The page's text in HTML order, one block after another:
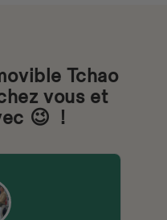
Tchao
vous et
😉 !